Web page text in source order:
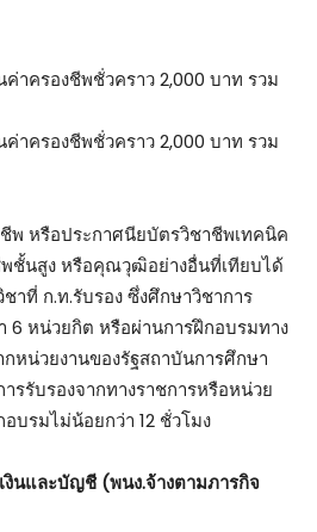
าครองชีพชั่วคราว 2,000 บาท รวม
ค่าครองชีพชั่วคราว 2,000 บาท รวม
พ หรือประกาศนียบัตรวิชาชีพเทคนิค
ชั้นสูง หรือคุณวุฒิอย่างอื่นที่เทียบได้
าที่ ก.ท.รับรอง ซึ่งศึกษาวิชาการ
6 หน่วยกิต หรือผ่านการฝึกอบรมทาง
หน่วยงานของรัฐสถาบันการศึกษา
รรับรองจากทางราชการหรือหน่วย
อบรมไม่น้อยกว่า 12 ชั่วโมง
งินและบัญชี (พนง.จ้างตามภารกิจ